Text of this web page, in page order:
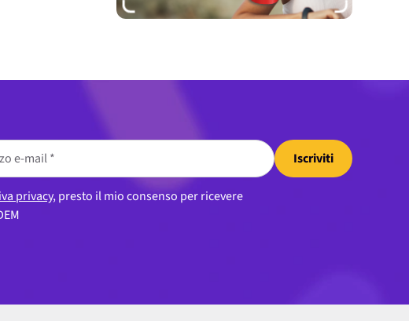
Iscriviti
privacy, presto il mio consenso per ricevere